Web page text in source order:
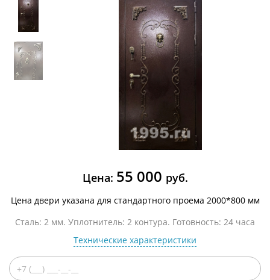
Цена: 55 000 руб.
Цена двери указана для стандартного проема 2000*800 мм
Сталь: 2 мм. Уплотнитель: 2 контура. Готовность: 24 часа
Технические характеристики